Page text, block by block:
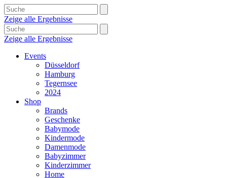
Zeige alle Ergebnisse
Zeige alle Ergebnisse
Events
Düsseldorf
Hamburg
Tegernsee
2024
Shop
Brands
Geschenke
Babymode
Kindermode
Damenmode
Babyzimmer
Kinderzimmer
Home